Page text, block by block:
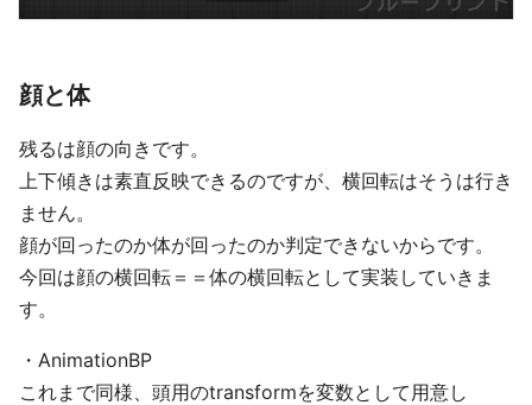
顔と体
残るは顔の向きです。
上下傾きは素直反映できるのですが、横回転はそうは行き
ません。
顔が回ったのか体が回ったのか判定できないからです。
今回は顔の横回転＝＝体の横回転として実装していきま
す。
・AnimationBP
これまで同様、頭用のtransformを変数として用意し